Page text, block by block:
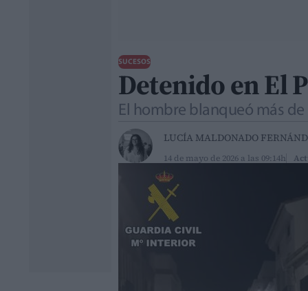
SUCESOS
Detenido en El
El hombre blanqueó más de
LUCÍA MALDONADO
14 de mayo de 2026 a las 09:14h